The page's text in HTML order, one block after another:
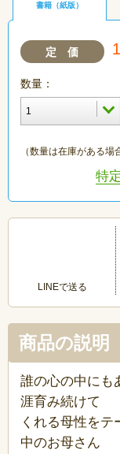
書籍（紙版）
定 価
数量：
（数量は在庫がある
特
LINEで送る
商品の説明
誰の心の中にも
涯育み続けて
くれる母性を
中のお母さん